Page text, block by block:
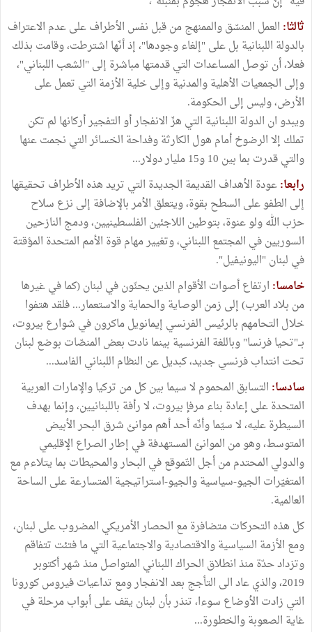
ثالثا: العمل المنسّق والممنهج من قبل نفس الأطراف على عدم الاعتراف
بالدولة اللبنانية بل على "إلغاء وجودها"، إذ أنّها اشترطت، وقامت بذلك
فعلا، أن توصل المساعدات التي قدمتها مباشرة إلى "الشعب اللبناني"،
وإلى الجمعيات الأهلية والمدنية وإلى خلية الأزمة التي تعمل على
الأرض، وليس إلى الحكومة.
ويبدو ان الدولة اللبنانية التي هزّ الانفجار أو التفجير أركانها لم تكن
تملك إلا الرضوخ أمام هول الكارثة وفداحة الخسائر التي نجمت عنها
والتي قدرت بما بين 10 و15 مليار دولار...
رابعا:عودة الأهداف القديمة الجديدة التي تريد هذه الأطراف تحقيقها
إلى الطفو على السطح بقوة، ويتعلق الأمر بالإضافة إلى نزع سلاح
حزب الله ولو عنوة، بتوطين اللاجئين الفلسطينيين، ودمج النازحين
السوريين في المجتمع اللبناني، وتغيير مهام قوة الأمم المتحدة المؤقتة
في لبنان "اليونيفيل".
خامسا: ارتفاع أصوات الأقوام الذين يحنّون في لبنان (كما في غيرها
من بلاد العرب) إلى زمن الوصاية والحماية والاستعمار... فلقد هتفوا
خلال التحامهم بالرئيس الفرنسي إيمانويل ماكرون في شوارع بيروت،
بــ"تحيا فرنسا" وباللغة الفرنسية بينما نادت بعض المنصّات بوضع لبنان
تحت انتداب فرنسي جديد، كبديل عن النظام اللبناني الفاسد...
سادسا: التسابق المحموم لا سيما بين كل من تركيا والإمارات العربية
المتحدة على إعادة بناء مرفإ بيروت، لا رأفة باللبنانيين، وإنما بهدف
السيطرة عليه، لا سيّما وأنّه أحد أهم موانئ شرق البحر الأبيض
المتوسط، وهو من الموانئ المستهدفة في إطار الصراع الإقليمي
والدولي المحتدم من أجل التّموقع في البحار والمحيطات بما يتلاءم مع
المتغيّرات الجيو-سياسية والجيو-استراتيجية المتسارعة على الساحة
العالمية.
كل هذه التحركات متضافرة مع الحصار الأمريكي المضروب على لبنان،
ومع الأزمة السياسية والاقتصادية والاجتماعية التي ما فتئت تتفاقم
وتزداد حدّة منذ انطلاق الحراك اللبناني المتواصل منذ شهر أكتوبر
2019، والذي عاد الى التأجج بعد الانفجار ومع تداعيات فيروس كورونا
التي زادت الأوضاع سوءا، تنذر بأن لبنان يقف على أبواب مرحلة في
غاية الصعوبة والخطورة...